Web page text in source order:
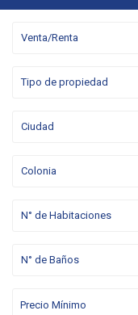
Venta/Renta
Tipo de propiedad
Ciudad
Colonia
N° de Habitaciones
N° de Baños